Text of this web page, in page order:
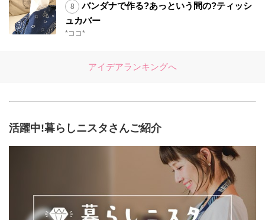
バンダナで作る?あっという間の?ティッシ
ュカバー
*ココ*
アイデアランキングへ
活躍中!暮らしニスタさんご紹介